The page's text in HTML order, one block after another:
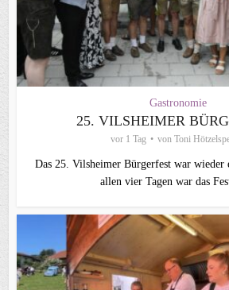
Gastronomie
25. VILSHEIMER
vor 1 Tag von Toni
Das 25. Vilsheimer Bürgerfest war
allen vier Tagen war das